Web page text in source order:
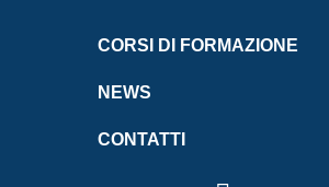
CORSI DI FORMAZIONE
NEWS
CONTATTI